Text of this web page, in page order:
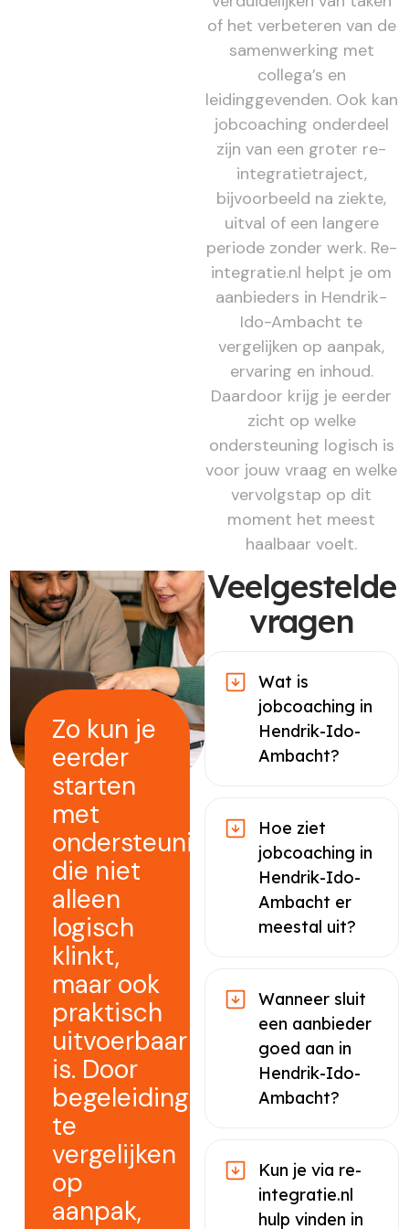
of het verbeteren van de
samenwerking met
collega’s en
leidinggevenden. Ook kan
jobcoaching onderdeel
zijn van een groter re-
integratietraject,
bijvoorbeeld na ziekte,
uitval of een langere
periode zonder werk. Re-
integratie.nl helpt je om
aanbieders in Hendrik-
Ido-Ambacht te
vergelijken op aanpak,
ervaring en inhoud.
Daardoor krijg je eerder
zicht op welke
ondersteuning logisch is
voor jouw vraag en welke
vervolgstap op dit
moment het meest
haalbaar voelt.
Zo kun je
eerder
starten
met
ondersteuning
die niet
alleen
logisch
klinkt,
maar ook
praktisch
uitvoerbaar
is. Door
begeleiding
te
vergelijken
op
aanpak,
Veelgestelde
vragen
Wat is
jobcoaching in
Hendrik-Ido-
Ambacht?
Hoe ziet
jobcoaching in
Hendrik-Ido-
Ambacht er
meestal uit?
Wanneer sluit
een aanbieder
goed aan in
Hendrik-Ido-
Ambacht?
Kun je via re-
integratie.nl
hulp vinden in